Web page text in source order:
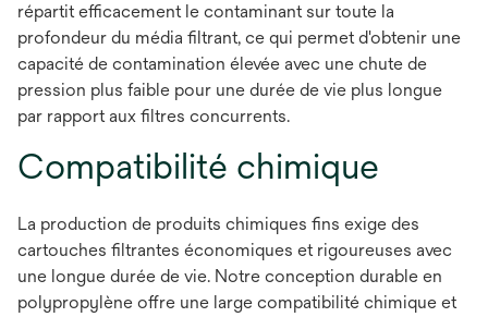
répartit efficacement le contaminant sur toute la
profondeur du média filtrant, ce qui permet d'obtenir une
capacité de contamination élevée avec une chute de
pression plus faible pour une durée de vie plus longue
par rapport aux filtres concurrents.
Compatibilité chimique
La production de produits chimiques fins exige des
cartouches filtrantes économiques et rigoureuses avec
une longue durée de vie. Notre conception durable en
polypropylène offre une large compatibilité chimique et